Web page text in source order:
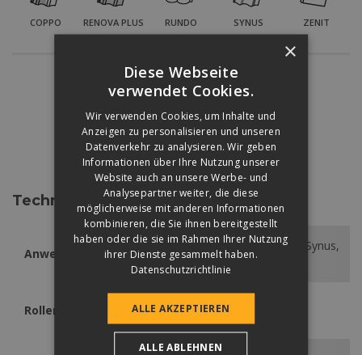
COPPO RENOVA PLUS RUNDO SYNUS ZENIT
Színárnyalatok:
ZIEGELROT GRAU SCHWARZ BRAUN
Technische Daten
Anwendbar
Coppo, Renova Plus, Rundo, Synus,
Zenit
Rollenlänge 50 m
×
Diese Webseite
verwendet Cookies.
Wir verwenden Cookies, um Inhalte und
Anzeigen zu personalisieren und unseren
Datenverkehr zu analysieren. Wir geben
Informationen über Ihre Nutzung unserer
Website auch an unsere Werbe- und
Analysepartner weiter, die diese
möglicherweise mit anderen Informationen
kombinieren, die Sie ihnen bereitgestellt
haben oder die sie im Rahmen Ihrer Nutzung
ihrer Dienste gesammelt haben.
Datenschutzrichtlinie
ALLE AKZEPTIEREN
ALLE ABLEHNEN